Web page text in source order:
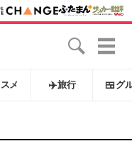
メ ✈️旅行 🍱 グ